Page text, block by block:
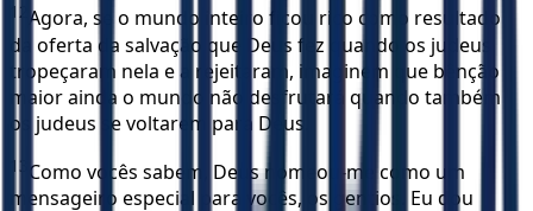
12 Agora, se o mundo inteiro ficou rico como resultado
da oferta da salvação que Deus fez quando os judeus
tropeçaram nela e a rejeitaram, imaginem que bênção
maior ainda o mundo não desfrutará quando também
os judeus se voltarem para Deus.
13 Como vocês sabem, Deus nomeou-me como um
mensageiro especial para vocês, os gentios. Eu dou